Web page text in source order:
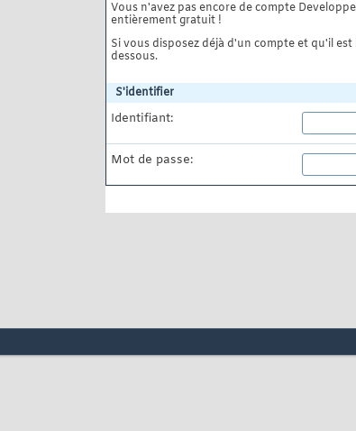
Vous n'avez pas encore de compte
entièrement gratuit !
Si vous disposez déjà d'un compte et qu'il
dessous.
S'identifier
Identifiant:
Mot de passe: